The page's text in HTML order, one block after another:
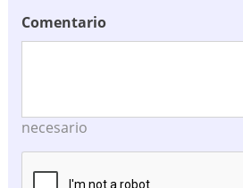
Comentario
necesario